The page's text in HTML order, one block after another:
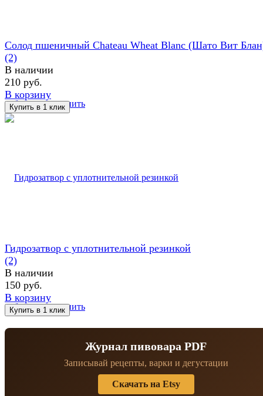
избранное сравнить
Солод пшеничный Chateau Wheat Blanc (Шато Вит
(2)
В наличии
210 руб.
В корзину
избранное сравнить
Гидрозатвор с уплотнительной резинкой
(2)
В наличии
150 руб.
В корзину
Журнал пивовара PDF
Записывай рецепты, варки и дегустации
Скачать на Etsy